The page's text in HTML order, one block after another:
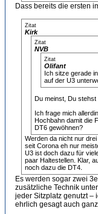
Dass bereits die ersten
Zitat
Kirk
Zitat
NVB
Zitat
Olifant
Ich sitze gerade
auf der U3
Du meinst, Du stehst
Ich frage mich
Hochbahn damit die
DT6 gewöhnen?
Werden da nicht nur
seit Corona eh nur
U3 ist doch dazu für
paar Haltestellen. Klar,
noch dazu die DT4.
Es werden sogar zwei
zusätzliche Technik
jeder Sitzplatz genutzt –
ehrlich gesagt auch